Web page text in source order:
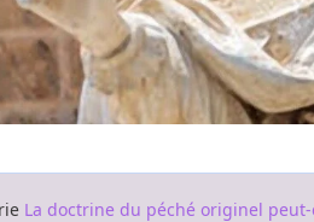
La doctrine du péché originel